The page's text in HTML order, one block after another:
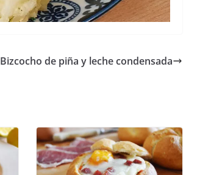
Bizcocho de piña y leche condensada